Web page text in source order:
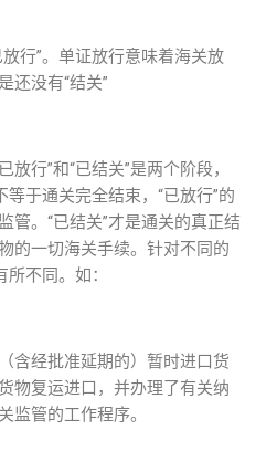
行”。单证放行意味着海关放
还没有“结关”
放行”和“已结关”是两个阶段，
等于通关完全结束，“已放行”的
管。“已结关”才是通关的真正结
的一切海关手续。针对不同的
不同。如：
含经批准延期的）暂时进口货
物复运进口，并办理了有关纳
监管的工作程序。